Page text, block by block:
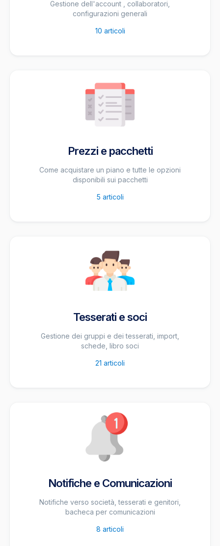
Gestione dell'account , collaboratori,
configurazioni generali
10 articoli
Prezzi e pacchetti
Come acquistare un piano e tutte le opzioni
disponibili sui pacchetti
5 articoli
Tesserati e soci
Gestione dei gruppi e dei tesserati, import,
schede, libro soci
21 articoli
Notifiche e Comunicazioni
Notifiche verso società, tesserati e genitori,
bacheca per comunicazioni
8 articoli